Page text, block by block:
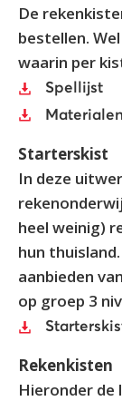
De
bestellen.
waarin per
Spellijst
Starterskist
In deze
heel weinig)
hun
aanbieden
op groep 3
Rekenkisten
Hieronder de